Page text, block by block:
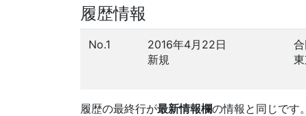
履歴情報
No.1
2016年4月22日
新規
履歴の最終行が最新情報欄の情報と同じです。